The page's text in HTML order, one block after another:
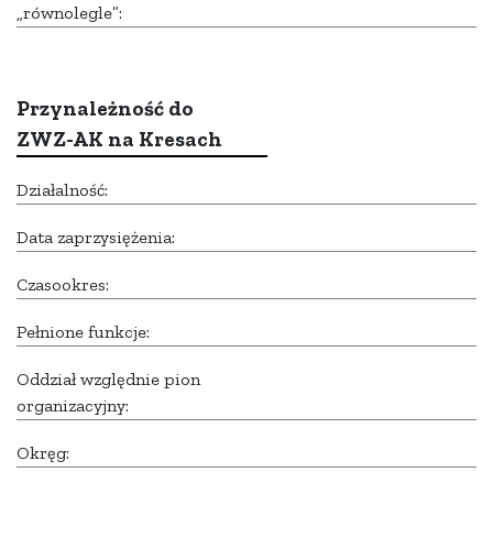
„równolegle”:
Przynależność do
ZWZ-AK na Kresach
Działalność:
Data zaprzysiężenia:
Czasookres:
Pełnione funkcje:
Oddział względnie pion
organizacyjny:
Okręg: